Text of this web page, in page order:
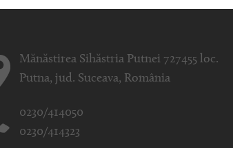
Mănăstirea Sihăstria Putnei 727455 loc.
Putna, jud. Suceava, România
0230/414050
0230/414323